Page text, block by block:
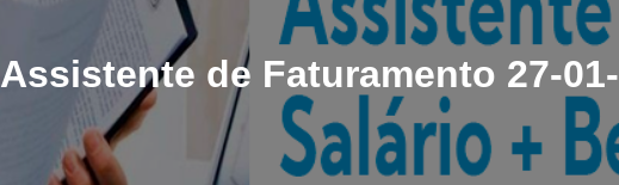
Assistente de Faturamento 27-